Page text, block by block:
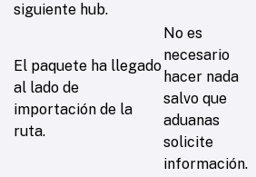
siguiente hub.
El paquete ha llegado
al lado de
importación de la
ruta.
No es
necesario
hacer nada
salvo que
aduanas
solicite
información.